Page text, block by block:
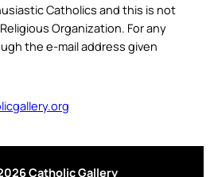
Catholics and this is not
Organization. For any
the e-mail address given
Catholic Gallery